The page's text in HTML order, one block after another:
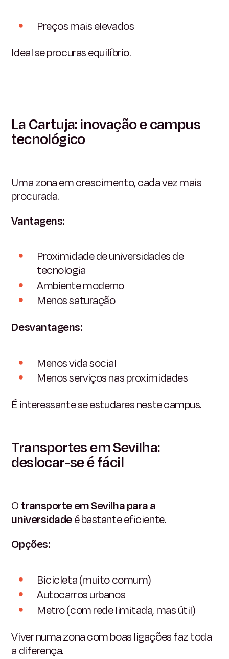
Preços mais elevados
Ideal se procuras equilíbrio.
La Cartuja: inovação e campus
tecnológico
Uma zona em crescimento, cada vez mais
procurada.
Vantagens:
Proximidade de universidades de
tecnologia
Ambiente moderno
Menos saturação
Desvantagens:
Menos vida social
Menos serviços nas proximidades
É interessante se estudares neste campus.
Transportes em Sevilha:
deslocar-se é fácil
O transporte em Sevilha para a
universidadeé bastante eficiente.
Opções:
Bicicleta (muito comum)
Autocarros urbanos
Metro (com rede limitada, mas útil)
Viver numa zona com boas ligações faz toda
a diferença.